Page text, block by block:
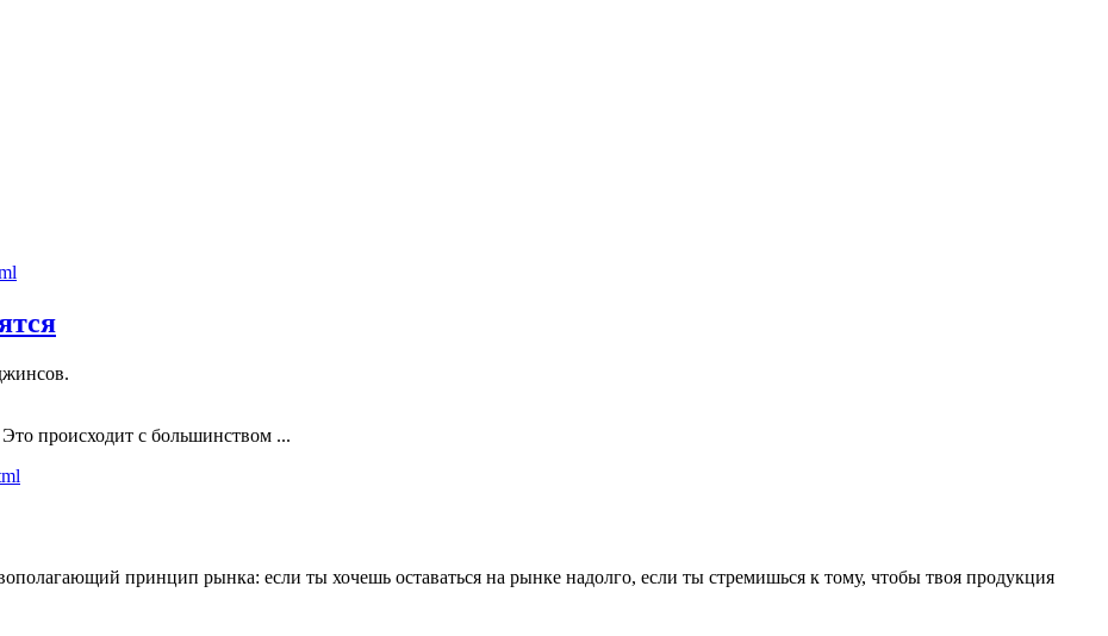
происходит с большинством ...
принцип рынка: если ты хочешь оставаться на рынке надолго, если ты стремишься к тому, чтобы твоя продукция